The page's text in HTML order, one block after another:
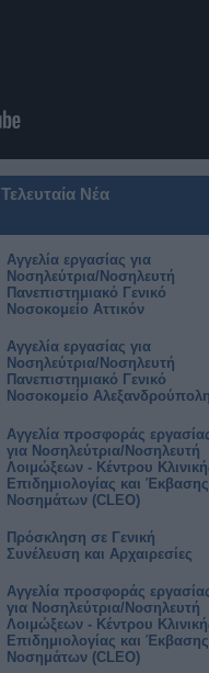
Τελευταία Νέα
Αγγελία εργασίας για
Νοσηλεύτρια/Νοσηλευτή
Πανεπιστημιακό Γενικό
Νοσοκομείο Αττικόν
Αγγελία εργασίας για
Νοσηλεύτρια/Νοσηλευτή
Πανεπιστημιακό Γενικό
Νοσοκομείο
Αγγελία προσφοράς
για Νοσηλεύτρια/Νοσηλευτή
Λοιμώξεων - Κέντρου
Επιδημιολογίας και Έκβασης
Νοσημάτων (CLEO)
Πρόσκληση σε Γενική
Συνέλευση και Αρχαιρεσίες
Αγγελία προσφοράς
για Νοσηλεύτρια/Νοσηλευτή
Λοιμώξεων - Κέντρου
Επιδημιολογίας και Έκβασης
Νοσημάτων (CLEO)